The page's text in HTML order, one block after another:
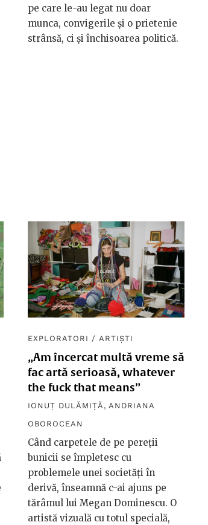
pe care le-au legat nu doar
munca, convigerile și o prietenie
strânsă, ci și închisoarea politică.
EXPLORATORI / ARTIȘTI
„Am încercat multă vreme să
fac artă serioasă, whatever
the fuck that means”
IONUȚ DULĂMIȚĂ , ANDRIANA
OBOROCEAN
Când carpetele de pe pereţii
bunicii se împletesc cu
problemele unei societăţi în
derivă, înseamnă c-ai ajuns pe
tărâmul lui Megan Dominescu. O
artistă vizuală cu totul specială,